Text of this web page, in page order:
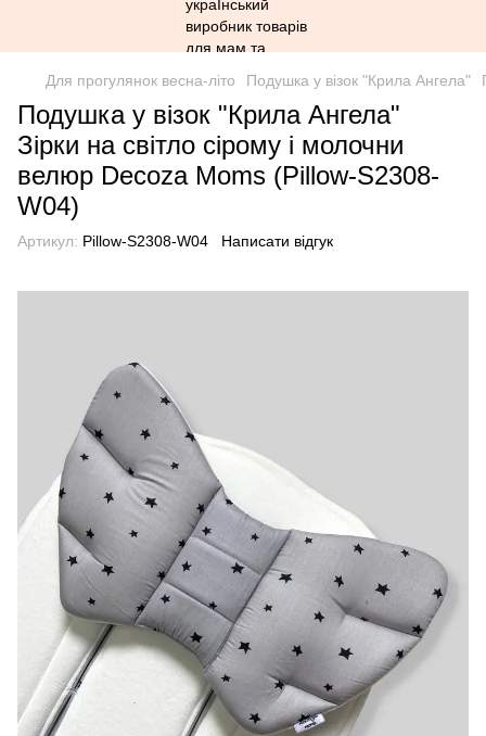
Для прогулянок весна-літо Подушка у візок "Крила Ангела"
Подушка у візок "Крила Ангела"
Зірки на світло сірому і молочни
велюр Decoza Moms (Pillow-S2308-
W04)
Артикул: Pillow-S2308-W04 Написати відгук